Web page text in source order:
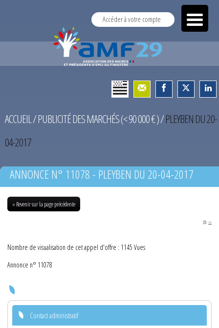
Accéder à votre compte
ACCUEIL/PUBLICITÉ DES MARCHÉS (< 90 000 € )/PLEYBEN DU 20-
04-2017
ANNONCE N° 11078 - PLEYBEN DU 20-04-2017
« Revenir sur la page précédente
PDF
Nombre de visualisation de cet appel d'offre : 1145 Vues
Annonce n° 11078
Contact administratif